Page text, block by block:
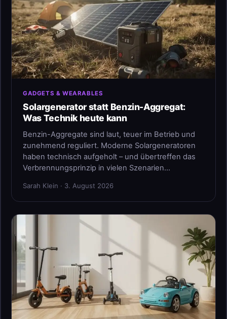
GADGETS & WEARABLES
Solargenerator statt Benzin-Aggregat:
Was Technik heute kann
Benzin-Aggregate sind laut, teuer im Betrieb und
zunehmend reguliert. Moderne Solargeneratoren
haben technisch aufgeholt – und übertreffen das
Verbrennungsprinzip in vielen Szenarien…
Sarah Klein · 3. August 2026